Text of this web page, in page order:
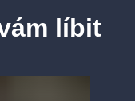
líbit